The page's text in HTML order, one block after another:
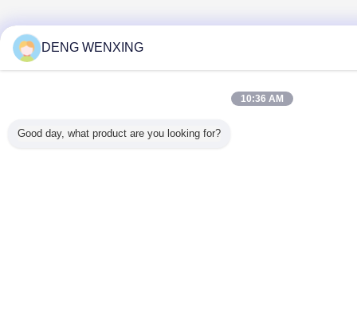
DENG WENXING
10:36 AM
Good day, what product are you looking for?